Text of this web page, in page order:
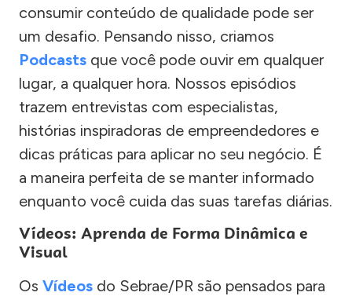
consumir conteúdo de qualidade pode ser
um desafio. Pensando nisso, criamos
Podcasts que você pode ouvir em qualquer
lugar, a qualquer hora. Nossos episódios
trazem entrevistas com especialistas,
histórias inspiradoras de empreendedores e
dicas práticas para aplicar no seu negócio. É
a maneira perfeita de se manter informado
enquanto você cuida das suas tarefas diárias.
Vídeos: Aprenda de Forma Dinâmica e
Visual
Os Vídeos do Sebrae/PR são pensados para